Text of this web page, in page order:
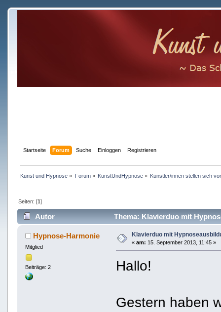
Startseite Forum Suche Einloggen Registrieren
Kunst und Hypnose » Forum» KunstUndHypnose» Künstler/innen stellen sich
Seiten: [1]
Autor Thema: Klavierduo mit
Hypnose-Harmonie
Mitglied
Beiträge: 2
Klavierduo mit
« am: 15. September 2013, 11:45 »
Hallo!
Gestern haben